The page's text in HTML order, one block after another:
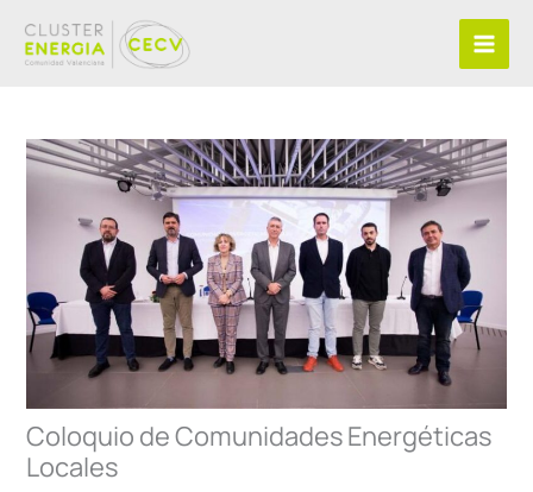
contenido
Coloquio de Comunidades Energéticas
Locales